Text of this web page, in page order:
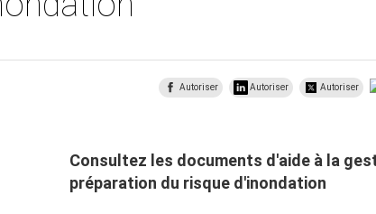
Autoriser Autoriser Autoriser
Consultez les documents d'aide à la
préparation du risque d'inondation